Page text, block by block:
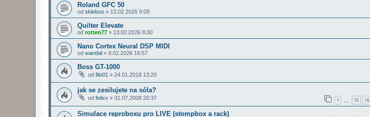
Roland GFC 50
od sklebos » 13.02.2026 9:09
Quilter Elevate
od rotten77 » 13.02.2026 8:00
Nano Cortex Neural DSP MIDI
od wandal » 9.02.2026 16:57
Boss GT-1000
od filo01 » 24.01.2018 13:20
jak se zesilujete na sóla?
od felixx » 31.07.2008 20:37 1 15 16
Simulace reproboxu pro LIVE (stompbox a rack)